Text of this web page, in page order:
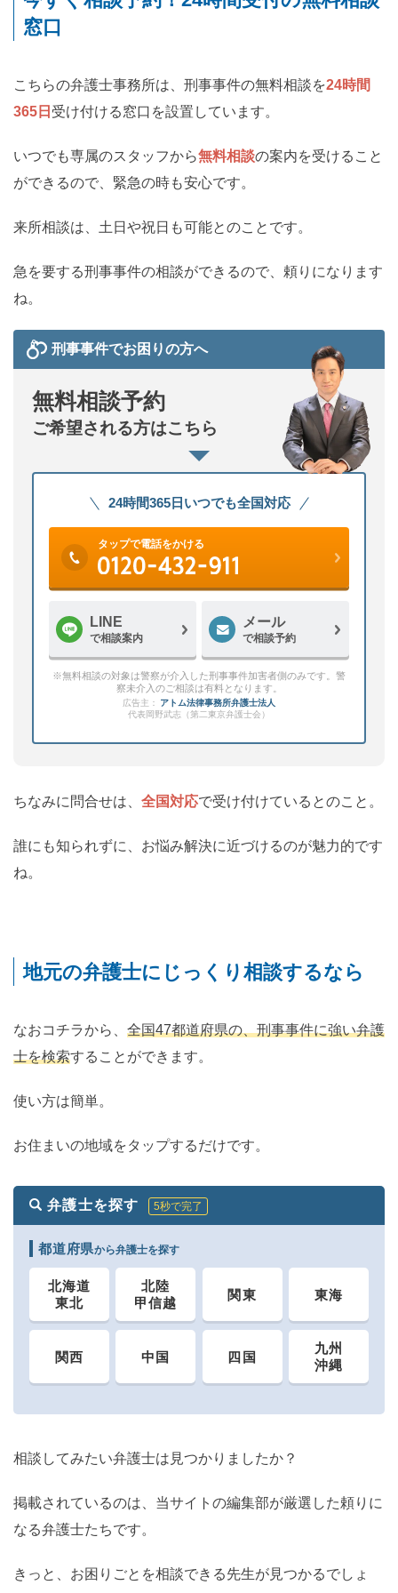
窓口
こちらの弁護士事務所は、刑事事件の無料相談を24時間
365日 受け付ける窓口を設置しています。
いつでも専属のスタッフから無料相談の案内を受けること
ができるので、緊急の時も安心です。
来所相談は、土日や祝日も可能とのことです。
急を要する刑事事件の相談ができるので、頼りになります
ね。
刑事事件でお困りの方へ
無料相談予約
ご希望される方はこちら
24時間365日いつでも全国対応
タップで電話をかける
LINE
で相談案内
メール
で相談予約
※無料相談の対象は警察が介入した刑事事件加害者側のみです。警
察未介入のご相談は有料となります。
広告主：
アトム法律事務所弁護士法人
代表岡野武志（第二東京弁護士会）
ちなみに問合せは、 全国対応で受け付けているとのこと。
誰にも知られずに、お悩み解決に近づけるのが魅力的です
ね。
地元の弁護士にじっくり相談するなら
なおコチラから、 全国47都道府県の、刑事事件に強い弁護
士を検索することができます。
使い方は簡単。
お住まいの地域をタップするだけです。
弁護士を探す 5秒で完了
都道府県から弁護士を探す
北海道
東北
北陸
甲信越
関東 東海
関西 中国 四国
九州
沖縄
相談してみたい弁護士は見つかりましたか？
掲載されているのは、当サイトの編集部が厳選した頼りに
なる弁護士たちです。
きっと、お困りごとを相談できる先生が見つかるでしょ